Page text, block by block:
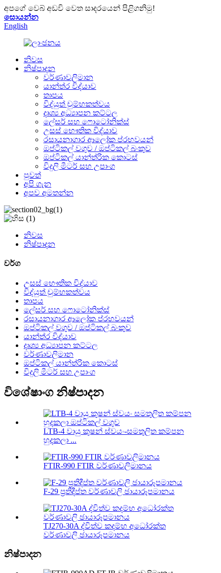
අපගේ වෙබ් අඩවි වෙත සාදරයෙන් පිළිගනිමු!
සොයන්න
English
නිවස
නිෂ්පාදන
වර්ණාවලිමාන
යාන්ත්ර විද්යාව
තාපය
විද්යුත් චුම්භකත්වය
දෘශ්‍ය අධ්‍යාපන කට්ටල
ලේසර් සහ ෆොටෝනික්ස්
උසස් භෞතික විද්යාව
රසායනාගාර ආලෝක ප්රභවයන්
ඔප්ටිකල් වගුව / ඔප්ටිකල් බංකුව
ඔප්ටිකල් යාන්ත්රික කොටස්
විදුලි මීටර් සහ උපාංග
පුවත්
අපි ගැන
අපව අමතන්න
නිවස
නිෂ්පාදන
වර්ග
උසස් භෞතික විද්යාව
විද්යුත් චුම්භකත්වය
තාපය
ලේසර් සහ ෆොටෝනික්ස්
රසායනාගාර ආලෝක ප්රභවයන්
ඔප්ටිකල් වගුව / ඔප්ටිකල් බංකුව
යාන්ත්ර විද්යාව
දෘශ්‍ය අධ්‍යාපන කට්ටල
වර්ණාවලිමාන
ඔප්ටිකල් යාන්ත්රික කොටස්
විදුලි මීටර් සහ උපාංග
විශේෂාංග නිෂ්පාදන
LTB-4 වායු කුෂන් ස්වයං-සමතුලිත කම්පන
හුදකලා ...
FTIR-990 FTIR වර්ණාවලිමානය
F-29 ප්‍රතිදීප්ත වර්ණාවලි ඡායාරූපමානය
TJ270-30A ද්විත්ව කදම්භ අධෝරක්ත
වර්ණාවලි ඡායාරූපමානය
නිෂ්පාදන